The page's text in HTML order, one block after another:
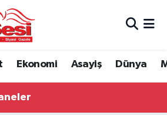
Ekonomi Asayiş Dünya
Durumu
Durumu ve Fikstür